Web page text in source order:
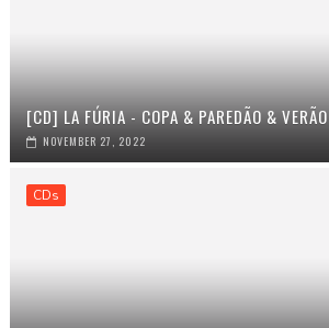
[CD] LA FÚRIA - COPA & PAREDÃO & VERÃO
NOVEMBER 27, 2022
CDs